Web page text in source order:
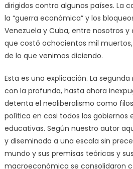
dirigidos contra algunos países. La
la “guerra económica” y los
Venezuela y Cuba, entre nosotros
que costó ochocientos mil
de lo que venimos diciendo.
Esta es una explicación. La
con la profunda, hasta ahora
detenta el neoliberalismo como
política en casi todos los gobiernos
educativas. Según nuestro autor
y diseminada a una escala sin
mundo y sus premisas teóricas y
macroeconómica se consolidaron